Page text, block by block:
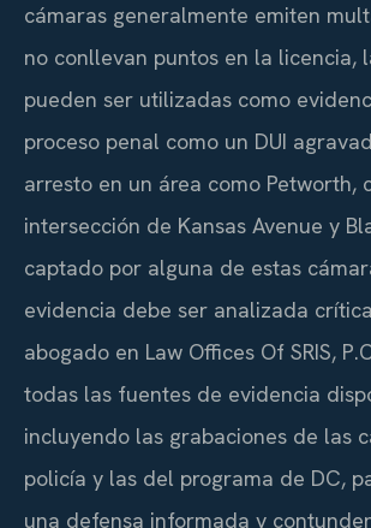
cámaras generalmente emiten
no conllevan puntos en la licencia,
pueden ser utilizadas como
proceso penal como un DUI
arresto en un área como Petworth,
intersección de Kansas Avenue y
captado por alguna de estas
evidencia debe ser analizada
abogado en Law Offices Of SRIS,
todas las fuentes de evidencia
incluyendo las grabaciones de las
policía y las del programa de DC,
una defensa informada y